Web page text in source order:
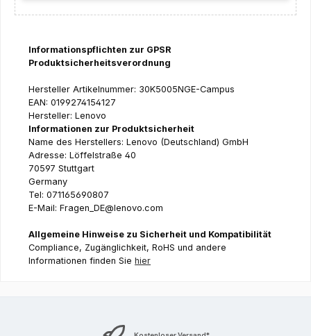
Informationspflichten zur GPSR
Produktsicherheitsverordnung
Hersteller Artikelnummer: 30K5005NGE-Campus
EAN: 0199274154127
Hersteller: Lenovo
Informationen zur Produktsicherheit
Name des Herstellers: Lenovo (Deutschland) GmbH
Adresse: Löffelstraße 40
70597 Stuttgart
Germany
Tel: 071165690807
E-Mail: Fragen_DE@lenovo.com
Allgemeine Hinweise zu Sicherheit und Kompatibilität
Compliance, Zugänglichkeit, RoHS und andere
Informationen finden Sie hier